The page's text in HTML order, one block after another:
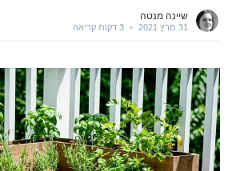
שיינה מנטה
31 מרץ 2021 •